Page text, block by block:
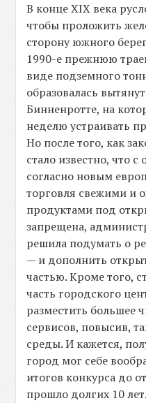
В конце XIX века
чтобы проложить
сторону южного
1990-е прежнюю
виде подземного
образовалась
Бинненротте, на
неделю устраивать
Но после того, как
стало известно, что
согласно новым
торговля свежими и
продуктами под
запрещена,
решила подумать о
— и дополнить
частью. Кроме того,
часть городского
разместить большее
сервисов, повысив,
среды. И кажется,
город мог себе
итогов конкурса до
прошло долгих 10 лет.